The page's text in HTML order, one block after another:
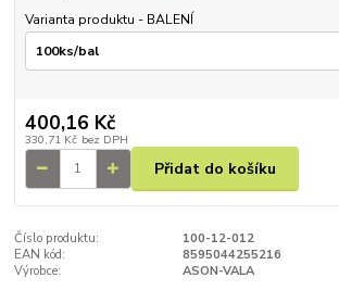
Varianta produktu - BALENÍ
400,16 Kč
330,71 Kč bez DPH
Přidat do košíku
Číslo produktu:
100-12-012
EAN kód:
8595044255216
Výrobce:
ASON-VALA